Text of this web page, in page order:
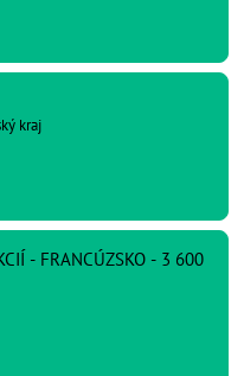
kraj
- FRANCÚZSKO - 3 600